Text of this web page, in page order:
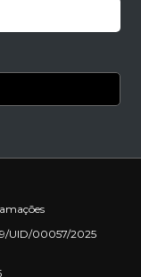
UID/00057/2025